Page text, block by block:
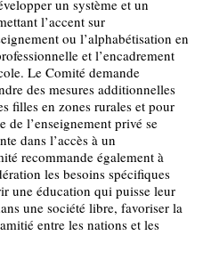
un système et un
l’accent sur
ou l’alphabétisation en
et l’encadrement
Le Comité demande
des mesures additionnelles
filles en zones rurales et pour
de l’enseignement privé se
dans l’accès à un
recommande également à
les besoins spécifiques
une éducation qui puisse leur
une société libre, favoriser la
entre les nations et les